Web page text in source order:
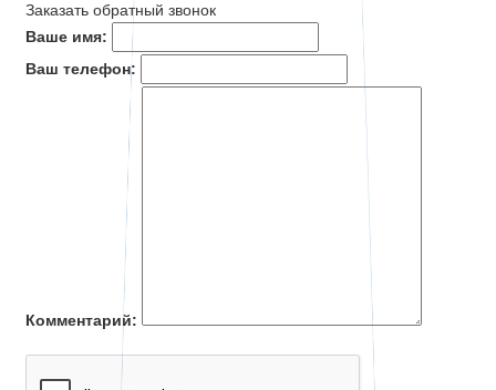
Заказать обратный звонок
Ваше имя:
Ваш телефон:
Комментарий: